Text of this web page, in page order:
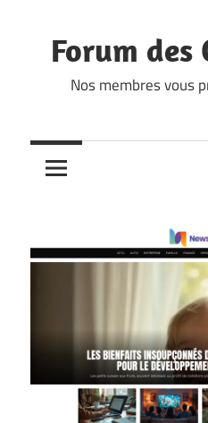
content
Forum des
Nos membres vous